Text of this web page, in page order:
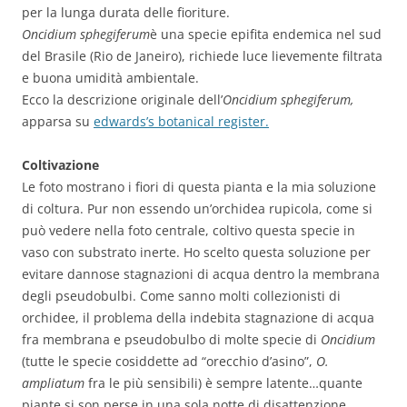
per la lunga durata delle fioriture.
Oncidium sphegiferumè una specie epifita endemica nel sud
del Brasile (Rio de Janeiro), richiede luce lievemente filtrata
e buona umidità ambientale.
Ecco la descrizione originale dell’Oncidium sphegiferum,
apparsa su edwards’s botanical register.
Coltivazione
Le foto mostrano i fiori di questa pianta e la mia soluzione
di coltura. Pur non essendo un’orchidea rupicola, come si
può vedere nella foto centrale, coltivo questa specie in
vaso con substrato inerte. Ho scelto questa soluzione per
evitare dannose stagnazioni di acqua dentro la membrana
degli pseudobulbi. Come sanno molti collezionisti di
orchidee, il problema della indebita stagnazione di acqua
fra membrana e pseudobulbo di molte specie di Oncidium
(tutte le specie cosiddette ad “orecchio d’asino”, O.
ampliatum fra le più sensibili) è sempre latente…quante